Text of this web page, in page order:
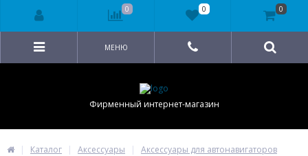
Фирменный интернет-магазин
МЕНЮ
Каталог Аксессуары
Аксессуары для автонавигаторов
0 0 0